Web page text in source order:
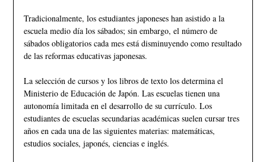
Tradicionalmente, los estudiantes japoneses han asistido a la
escuela medio día los sábados; sin embargo, el número de
sábados obligatorios cada mes está disminuyendo como resultado
de las reformas educativas japonesas.
La selección de cursos y los libros de texto los determina el
Ministerio de Educación de Japón. Las escuelas tienen una
autonomía limitada en el desarrollo de su currículo. Los
estudiantes de escuelas secundarias académicas suelen cursar tres
años en cada una de las siguientes materias: matemáticas,
estudios sociales, japonés, ciencias e inglés.